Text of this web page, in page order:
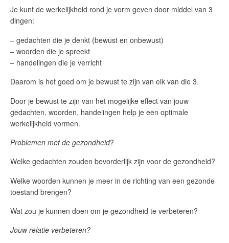
Je kunt de werkelijkheid rond je vorm geven door middel van 3
dingen:
– gedachten die je denkt (bewust en onbewust)
– woorden die je spreekt
– handelingen die je verricht
Daarom is het goed om je bewust te zijn van elk van die 3.
Door je bewust te zijn van het mogelijke effect van jouw
gedachten, woorden, handelingen help je een optimale
werkelijkheid vormen.
Problemen met de gezondheid?
Welke gedachten zouden bevorderlijk zijn voor de gezondheid?
Welke woorden kunnen je meer in de richting van een gezonde
toestand brengen?
Wat zou je kunnen doen om je gezondheid te verbeteren?
Jouw relatie verbeteren?